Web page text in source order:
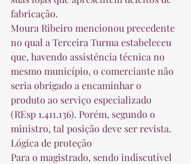
fabricação.
Moura Ribeiro mencionou precedente
no qual a Terceira Turma estabeleceu
que, havendo assistência técnica no
mesmo município, o comerciante não
seria obrigado a encaminhar o
produto ao serviço especializado
(REsp 1.411.136). Porém, segundo o
ministro, tal posição deve ser revista.
Lógica de proteção
Para o magistrado, sendo indiscutível